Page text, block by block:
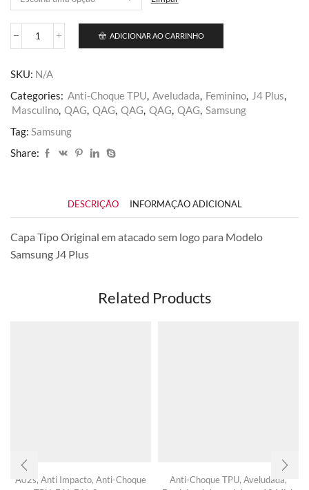
J4
ADICIONAR AO CARRINHO
SKU: N/A
Categories: Anti-Choque TPU, Aveludada, Feminino, J4 Plus,
Masculino, QAG, QAG, QAG, QAG, QAG, Samsung
Tag: Samsung
Share:
DESCRIÇÃO INFORMAÇÃO ADICIONAL
Capa Tipo Original em atacado sem logo para Modelo
Samsung J4 Plus
Related Products
A02s, Anti Impacto, Anti-Choque
Anti-Choque TPU, Aveludada,